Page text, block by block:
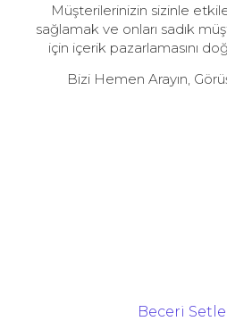
Müşterilerinizin sizinle
sağlamak ve onları sadık
için içerik pazarlamasını
Bizi Hemen Arayın,
Beceri